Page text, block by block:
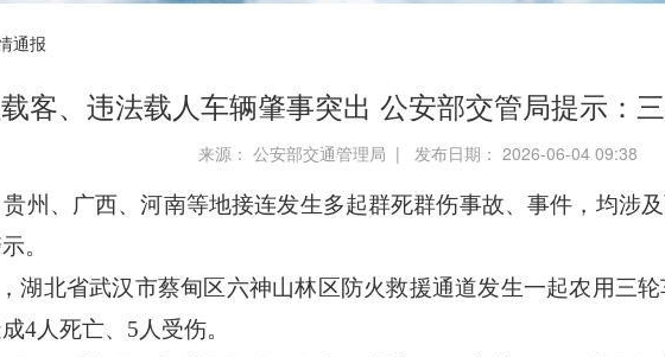
通报
客、违法载人车辆肇事突出 公安部交管局提示：
来源： 公安部交通管理局 | 发布日期： 2026-06-04 09:38
州、广西、河南等地接连发生多起群死群伤事故、事件，均涉
。
湖北省武汉市蔡甸区六神山林区防火救援通道发生一起农用三
4人死亡、5人受伤。